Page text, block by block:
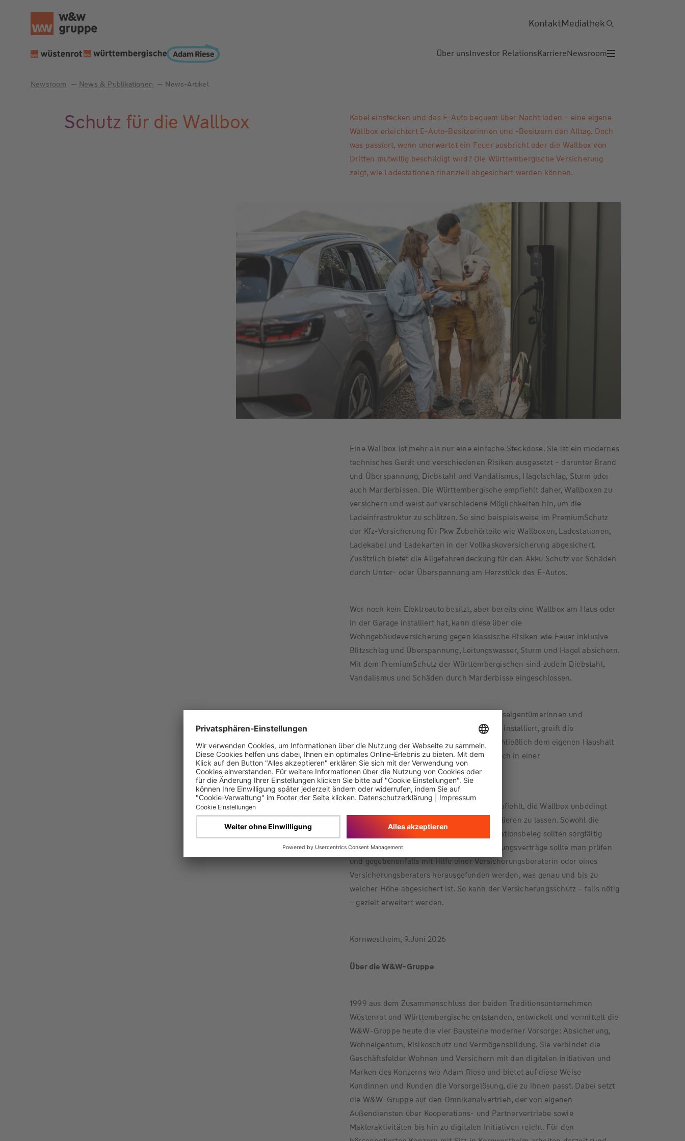
Über unsInvestor RelationsKarriereNewsroom
KontaktMediathek
Newsroom News & Publikationen News-Artikel
Schutz für die Wallbox
Kabel einstecken und das E-Auto bequem über Nacht laden – eine eigene
Wallbox erleichtert E-Auto-Besitzerinnen und -Besitzern den Alltag. Doch
was passiert, wenn unerwartet ein Feuer ausbricht oder die Wallbox von
Dritten mutwillig beschädigt wird? Die Württembergische Versicherung
zeigt, wie Ladestationen finanziell abgesichert werden können.
Eine Wallbox ist mehr als nur eine einfache Steckdose. Sie ist ein modernes
technisches Gerät und verschiedenen Risiken ausgesetzt – darunter Brand
und Überspannung, Diebstahl und Vandalismus, Hagelschlag, Sturm oder
auch Marderbissen. Die Württembergische empfiehlt daher, Wallboxen zu
versichern und weist auf verschiedene Möglichkeiten hin, um die
Ladeinfrastruktur zu schützen. So sind beispielsweise im PremiumSchutz
der Kfz-Versicherung für Pkw Zubehörteile wie Wallboxen, Ladestationen,
Ladekabel und Ladekarten in der Vollkaskoversicherung abgesichert.
Zusätzlich bietet die Allgefahrendeckung für den Akku Schutz vor Schäden
durch Unter- oder Überspannung am Herzstück des E-Autos.
Wer noch kein Elektroauto besitzt, aber bereits eine Wallbox am Haus oder
in der Garage installiert hat, kann diese über die
Wohngebäudeversicherung gegen klassische Risiken wie Feuer inklusive
Blitzschlag und Überspannung, Leitungswasser, Sturm und Hagel absichern.
Mit dem PremiumSchutz der Württembergischen sind zudem Diebstahl,
Vandalismus und Schäden durch Marderbisse eingeschlossen.
Für Mieterinnen und Mieter oder Wohnungseigentümerinnen und
Wohnungseigentümer gilt: Ist eine Wallbox installiert, greift die
Hausratversicherung, sofern die Box ausschließlich dem eigenen Haushalt
dient. So ist der private Stromanschluss auch in einer
Gemeinschaftstiefgarage geschützt.
Wichtige Tipps: Die Württembergische empfiehlt, die Wallbox unbedingt
von einem zertifizierten Fachbetrieb installieren zu lassen. Sowohl die
Rechnung der Wallbox als auch der Installationsbeleg sollten sorgfältig
aufbewahrt werden. Bestehende Versicherungsverträge sollte man prüfen
und gegebenenfalls mit Hilfe einer Versicherungsberaterin oder eines
Versicherungsberaters herausgefunden werden, was genau und bis zu
welcher Höhe abgesichert ist. So kann der Versicherungsschutz – falls nötig
– gezielt erweitert werden.
Kornwestheim, 9.Juni 2026
Über die W&W-Gruppe
1999 aus dem Zusammenschluss der beiden Traditionsunternehmen
Wüstenrot und Württembergische entstanden, entwickelt und vermittelt die
W&W-Gruppe heute die vier Bausteine moderner Vorsorge: Absicherung,
Wohneigentum, Risikoschutz und Vermögensbildung. Sie verbindet die
Geschäftsfelder Wohnen und Versichern mit den digitalen Initiativen und
Marken des Konzerns wie Adam Riese und bietet auf diese Weise
Kundinnen und Kunden die Vorsorgelösung, die zu ihnen passt. Dabei setzt
die W&W-Gruppe auf den Omnikanalvertrieb, der von eigenen
Außendiensten über Kooperations- und Partnervertriebe sowie
Makleraktivitäten bis hin zu digitalen Initiativen reicht. Für den